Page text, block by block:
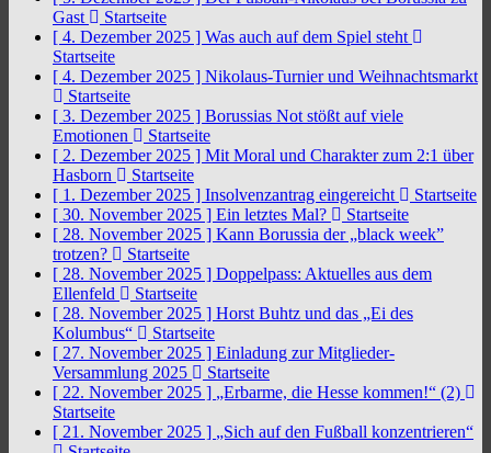
Gast
Startseite
[ 4. Dezember 2025 ] Was auch auf dem Spiel steht
Startseite
[ 4. Dezember 2025 ] Nikolaus-Turnier und Weihnachtsmarkt
Startseite
[ 3. Dezember 2025 ] Borussias Not stößt auf viele
Emotionen
Startseite
[ 2. Dezember 2025 ] Mit Moral und Charakter zum 2:1 über
Hasborn
Startseite
[ 1. Dezember 2025 ] Insolvenzantrag eingereicht
Startseite
[ 30. November 2025 ] Ein letztes Mal?
Startseite
[ 28. November 2025 ] Kann Borussia der „black week”
trotzen?
Startseite
[ 28. November 2025 ] Doppelpass: Aktuelles aus dem
Ellenfeld
Startseite
[ 28. November 2025 ] Horst Buhtz und das „Ei des
Kolumbus“
Startseite
[ 27. November 2025 ] Einladung zur Mitglieder-
Versammlung 2025
Startseite
[ 22. November 2025 ] „Erbarme, die Hesse kommen!“ (2)
Startseite
[ 21. November 2025 ] „Sich auf den Fußball konzentrieren“